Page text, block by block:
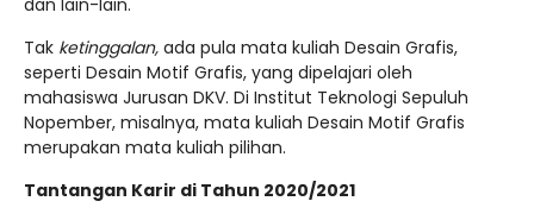
dan lain-lain.
Tak ketinggalan, ada pula mata kuliah Desain Grafis,
seperti Desain Motif Grafis, yang dipelajari oleh
mahasiswa Jurusan DKV. Di Institut Teknologi Sepuluh
Nopember, misalnya, mata kuliah Desain Motif Grafis
merupakan mata kuliah pilihan.
Tantangan Karir di Tahun 2020/2021